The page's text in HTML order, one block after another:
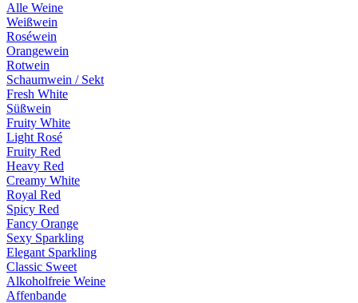
Alle Weine
Weißwein
Roséwein
Orangewein
Rotwein
Schaumwein / Sekt
Fresh White
Süßwein
Fruity White
Light Rosé
Fruity Red
Heavy Red
Creamy White
Royal Red
Spicy Red
Fancy Orange
Sexy Sparkling
Elegant Sparkling
Classic Sweet
Alkoholfreie Weine
Affenbande